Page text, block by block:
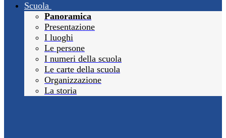
Scuola
Panoramica
Presentazione
I luoghi
Le persone
I numeri della scuola
Le carte della scuola
Organizzazione
La storia